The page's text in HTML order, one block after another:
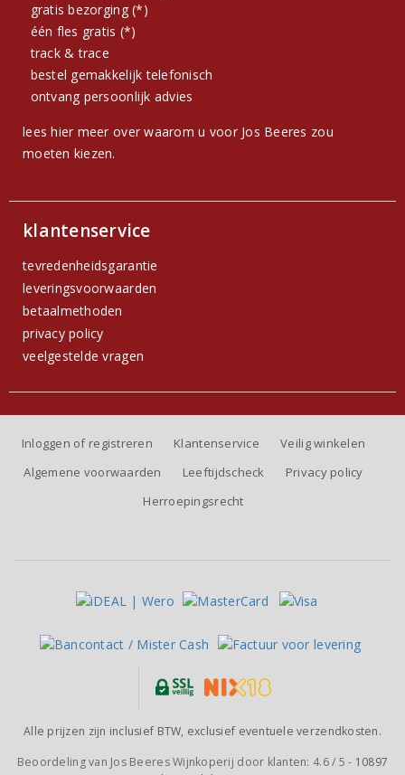
gratis bezorging (*)
één fles gratis (*)
track & trace
bestel gemakkelijk telefonisch
ontvang persoonlijk advies
lees hier meer over waarom u voor Jos Beeres zou
moeten kiezen.
klantenservice
tevredenheidsgarantie
leveringsvoorwaarden
betaalmethoden
privacy policy
veelgestelde vragen
Inloggen of registreren Klantenservice
Veilig winkelen
Algemene voorwaarden
Leeftijdscheck
Privacy policy
Herroepingsrecht
Alle prijzen zijn inclusief BTW, exclusief eventuele verzendkosten.
Beoordeling van Jos Beeres Wijnkoperij door klanten: 4.6/ 5 - 10897